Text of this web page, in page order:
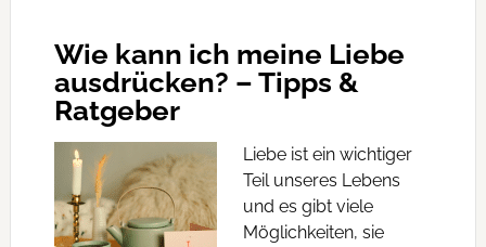
Wie kann ich meine Liebe
ausdrücken? – Tipps &
Ratgeber
Liebe ist ein wichtiger
Teil unseres Lebens
und es gibt viele
Möglichkeiten, sie